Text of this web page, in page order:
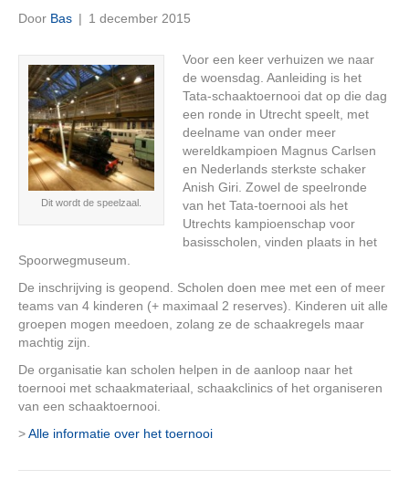
Door Bas | 1 december 2015
Dit wordt de speelzaal.
Voor een keer verhuizen we naar
de woensdag. Aanleiding is het
Tata-schaaktoernooi dat op die dag
een ronde in Utrecht speelt, met
deelname van onder meer
wereldkampioen Magnus Carlsen
en Nederlands sterkste schaker
Anish Giri. Zowel de speelronde
van het Tata-toernooi als het
Utrechts kampioenschap voor
basisscholen, vinden plaats in het
Spoorwegmuseum.
De inschrijving is geopend. Scholen doen mee met een of meer
teams van 4 kinderen (+ maximaal 2 reserves). Kinderen uit alle
groepen mogen meedoen, zolang ze de schaakregels maar
machtig zijn.
De organisatie kan scholen helpen in de aanloop naar het
toernooi met schaakmateriaal, schaakclinics of het organiseren
van een schaaktoernooi.
>Alle informatie over het toernooi